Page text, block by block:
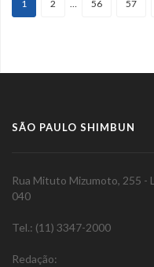
1 2 … 56 57
SÃO PAULO SHIMBUN
Rua Mituto Mizumoto, 255 -
040
Tel.: (11) 3347-2000
Redação: